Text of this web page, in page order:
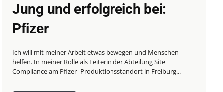
Jung und erfolgreich bei:
Pfizer
Ich will mit meiner Arbeit etwas bewegen und Menschen
helfen. In meiner Rolle als Leiterin der Abteilung Site
Compliance am Pfizer- Produktionsstandort in Freiburg...